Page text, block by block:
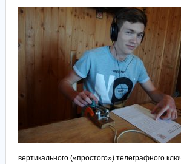
вертикального («простого») телеграфного